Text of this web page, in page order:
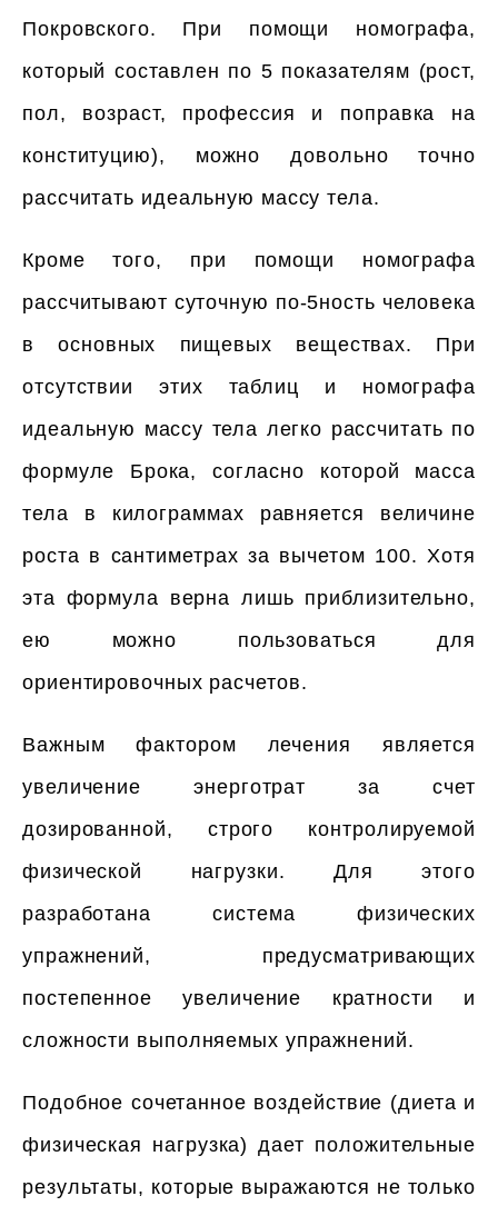
Покровского. При помощи номографа,
который составлен по 5 показателям (рост,
пол, возраст, профессия и поправка на
конституцию), можно довольно точно
рассчитать идеальную массу тела.
Кроме того, при помощи номографа
рассчитывают суточную по-5ность человека
в основных пищевых веществах. При
отсутствии этих таблиц и номографа
идеальную массу тела легко рассчитать по
формуле Брока, согласно которой масса
тела в килограммах равняется величине
роста в сантиметрах за вычетом 100. Хотя
эта формула верна лишь приблизительно,
ею можно пользоваться для
ориентировочных расчетов.
Важным фактором лечения является
увеличение энерготрат за счет
дозированной, строго контролируемой
физической нагрузки. Для этого
разработана система физических
упражнений, предусматривающих
постепенное увеличение кратности и
сложности выполняемых упражнений.
Подобное сочетанное воздействие (диета и
физическая нагрузка) дает положительные
результаты, которые выражаются не только